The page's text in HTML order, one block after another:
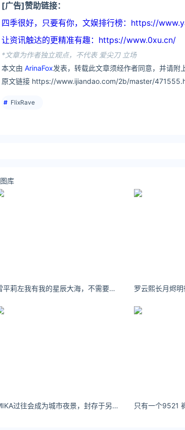
[广告]赞助链接：
四季很好，只要有你，文娱排行榜：https://
让资讯触达的更精准有趣：https://www.0xu.cn/
*文章为作者独立观点，不代表 爱尖刀 立场
本文由 ArinaFox发表，转载此文章须经作者同意，并请附
原文链接 https://www.ijiandao.com/2b/master/
FlixRave
图库
雪平莉左我有我的星辰大海，不需要你的点点星光。
MIKA过往会成为城市夜景，封存于另一扇陌生车窗。